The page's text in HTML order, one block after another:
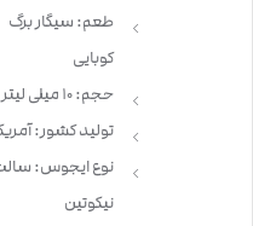
طعم: سیگار برگ
کوبایی
حجم: 10 میلی لیتر
تولید کشور:
نوع ایجوس:
نیکوتین